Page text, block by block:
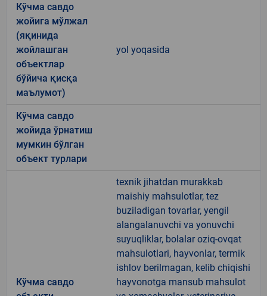
Кўчма савдо
жойига мўлжал
(яқинида
жойлашган
объектлар
бўйича қисқа
маълумот)
yol yoqasida
Кўчма савдо
жойида ўрнатиш
мумкин бўлган
объект турлари
Кўчма савдо
texnik jihatdan murakkab
maishiy mahsulotlar, tez
buziladigan tovarlar, yengil
alangalanuvchi va yonuvchi
suyuqliklar, bolalar oziq-ovqat
mahsulotlari, hayvonlar, termik
ishlov berilmagan, kelib chiqishi
hayvonotga mansub mahsulot